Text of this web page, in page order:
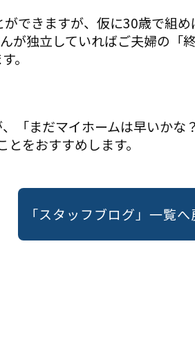
できますが、仮に30歳で組
が独立していればご夫婦の「
。
「まだマイホームは早いか
をおすすめします。
「スタッフブログ」一覧へ